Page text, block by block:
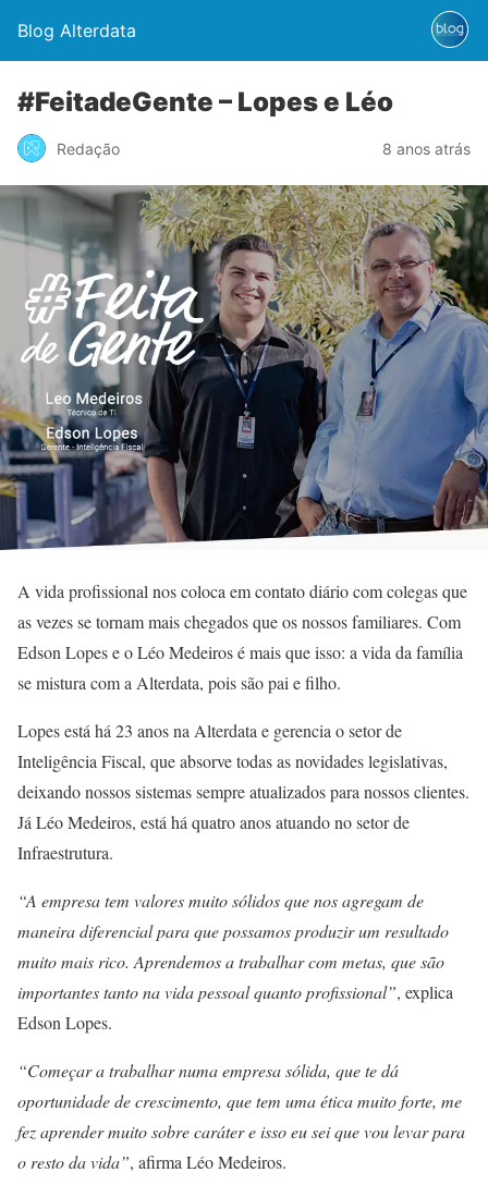
Blog Alterdata
#FeitadeGente – Lopes e Léo
Redação 8 anos atrás
A vida profissional nos coloca em contato diário com colegas que
as vezes se tornam mais chegados que os nossos familiares. Com
Edson Lopes e o Léo Medeiros é mais que isso: a vida da família
se mistura com a Alterdata, pois são pai e filho.
Lopes está há 23 anos na Alterdata e gerencia o setor de
Inteligência Fiscal, que absorve todas as novidades legislativas,
deixando nossos sistemas sempre atualizados para nossos clientes.
Já Léo Medeiros, está há quatro anos atuando no setor de
Infraestrutura.
“A empresa tem valores muito sólidos que nos agregam de
maneira diferencial para que possamos produzir um resultado
muito mais rico. Aprendemos a trabalhar com metas, que são
importantes tanto na vida pessoal quanto profissional”, explica
Edson Lopes.
“Começar a trabalhar numa empresa sólida, que te dá
oportunidade de crescimento, que tem uma ética muito forte, me
fez aprender muito sobre caráter e isso eu sei que vou levar para
o resto da vida”, afirma Léo Medeiros.